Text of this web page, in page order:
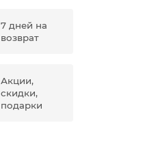
7 дней на
возврат
Акции,
скидки,
подарки